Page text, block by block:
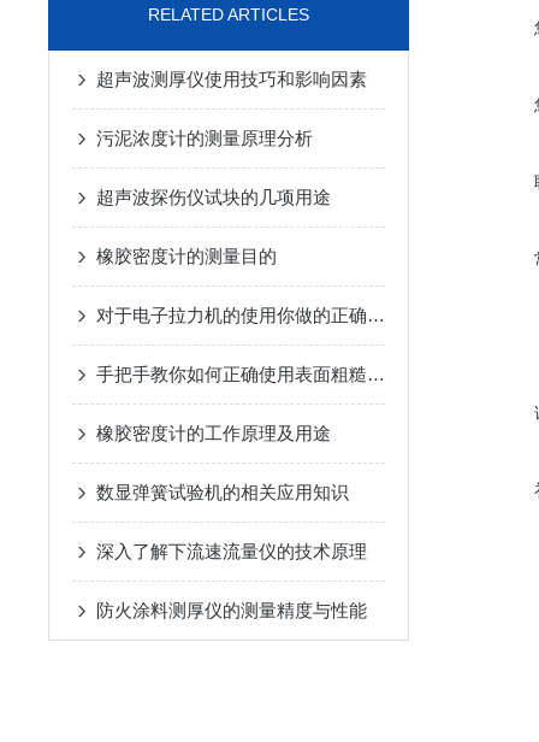
RELATED ARTICLES
超声波测厚仪使用技巧和影响因素
污泥浓度计的测量原理分析
超声波探伤仪试块的几项用途
橡胶密度计的测量目的
对于电子拉力机的使用你做的正确吗？看这里！
手把手教你如何正确使用表面粗糙度仪
橡胶密度计的工作原理及用途
数显弹簧试验机的相关应用知识
深入了解下流速流量仪的技术原理
防火涂料测厚仪的测量精度与性能